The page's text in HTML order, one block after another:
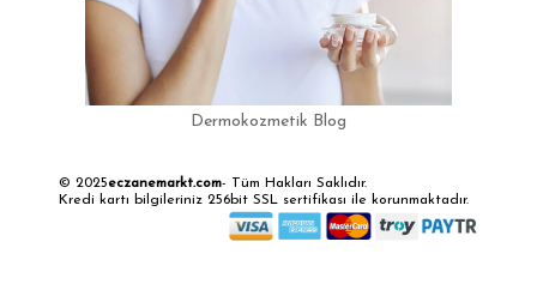
Dermokozmetik Blog
© 2025eczanemarkt.com- Tüm Hakları Saklıdır.
Kredi kartı bilgileriniz 256bit SSL sertifikası ile korunmaktadır.